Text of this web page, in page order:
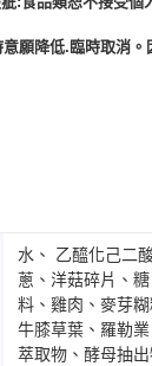
願降低.臨時取消
水、 乙醯化己二
蔥、洋菇碎片、
料、雞肉、麥芽
牛膝草葉、羅勒
萃取物、酵母抽